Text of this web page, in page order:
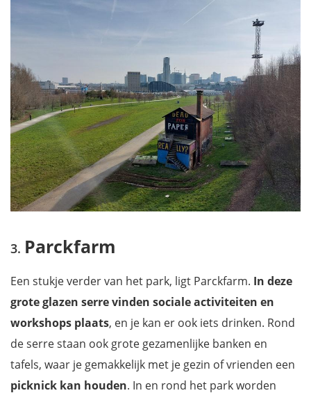
Parckfarm
Een stukje verder van het park, ligt Parckfarm. In deze
grote glazen serre vinden sociale activiteiten en
workshops plaats, en je kan er ook iets drinken. Rond
de serre staan ook grote gezamenlijke banken en
tafels, waar je gemakkelijk met je gezin of vrienden een
picknick kan houden. In en rond het park worden